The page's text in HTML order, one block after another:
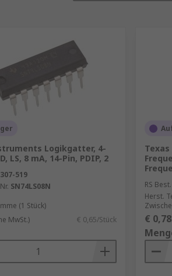
innerhalb von Stromkreisen für
Eingangssignale in
Logikgatter, 4-
LS, 8 mA, 14-Pin, PDIP, 2
307-519
SN74LS08N
(1 Stück)
MwSt.) € 0,65/Stück
RS
Herst.
€ 0,78